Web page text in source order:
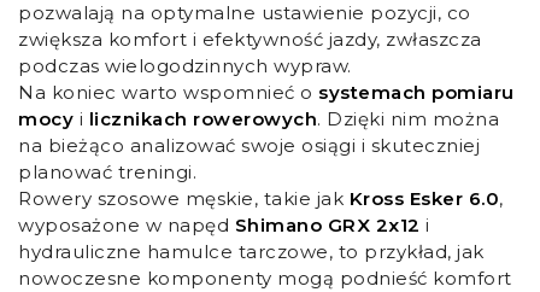
pozwalają na optymalne ustawienie pozycji, co
zwiększa komfort i efektywność jazdy, zwłaszcza
podczas wielogodzinnych wypraw.
Na koniec warto wspomnieć o systemach pomiaru
mocy i licznikach rowerowych. Dzięki nim można
na bieżąco analizować swoje osiągi i skuteczniej
planować treningi.
Rowery szosowe męskie, takie jak Kross Esker 6.0,
wyposażone w napęd Shimano GRX 2x12 i
hydrauliczne hamulce tarczowe, to przykład, jak
nowoczesne komponenty mogą podnieść komfort